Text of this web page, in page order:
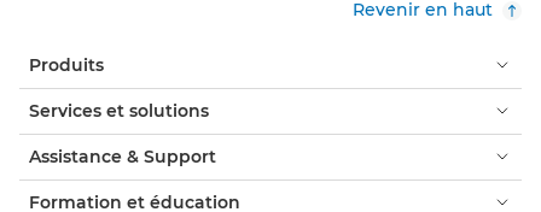
Revenir en haut
Produits
Services et solutions
Assistance & Support
Formation et éducation